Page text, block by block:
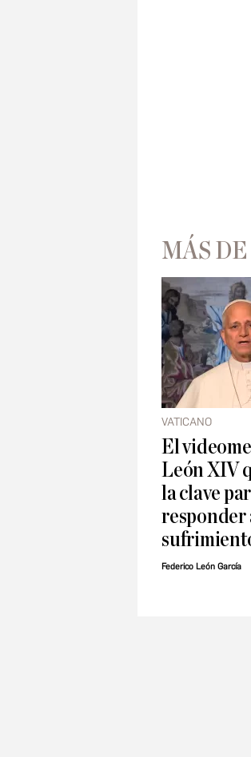
MÁS
VATICANO
El
León XIV
la clave
responder
Federico León García